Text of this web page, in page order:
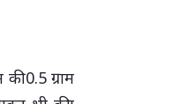
0.5 ग्राम